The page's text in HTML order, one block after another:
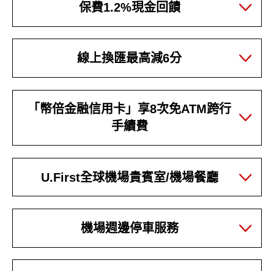
保費1.2%現金回饋
線上換匯最高減6分
「幣倍金融信用卡」享8次免ATM跨行
手續費
U.First全球機場貴賓室/機場餐廳
機場週邊停車服務